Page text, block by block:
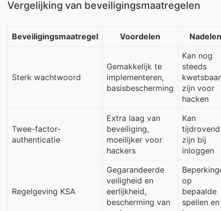
Vergelijking van beveiligingsmaatregelen
Beveiligingsmaatregel Voordelen Nadelen
Sterk wachtwoord
Gemakkelijk te
implementeren,
basisbescherming
Kan nog
steeds
kwetsbaar
zijn voor
hacken
Twee-factor-
authenticatie
Extra laag van
beveiliging,
moeilijker voor
hackers
Kan
tijdrovend
zijn bij
inloggen
Regelgeving KSA
Gegarandeerde
veiligheid en
eerlijkheid,
bescherming van
op
bepaalde
spellen en